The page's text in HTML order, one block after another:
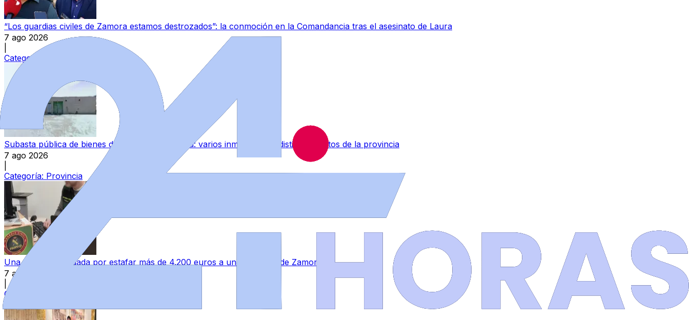
“Los guardias civiles de Zamora estamos destrozados”: la conmoción en la Comandancia tras el asesinato de Laura
7 ago 2026
Categoría:
Subasta pública de bienes del Estado en Zamora: varios inmuebles en distintos puntos de la provincia
7 ago 2026
Categoría: Provincia
Una mujer investigada por estafar más de 4.200 euros a una empresa de Zamora
7 ago 2026
Categoría: